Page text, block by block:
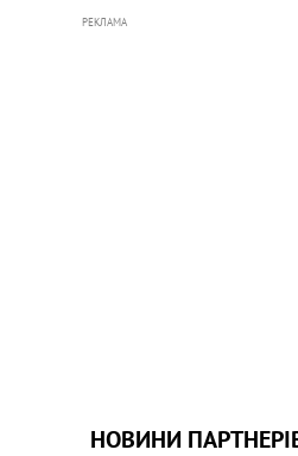
РЕКЛАМА